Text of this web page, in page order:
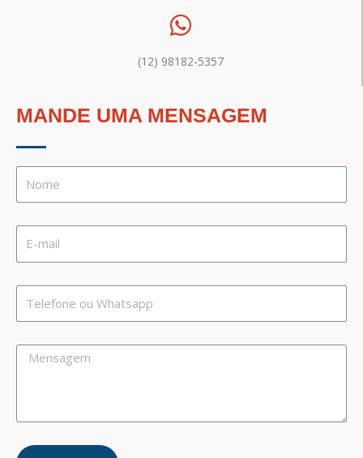
(12) 98182-5357
MANDE UMA MENSAGEM